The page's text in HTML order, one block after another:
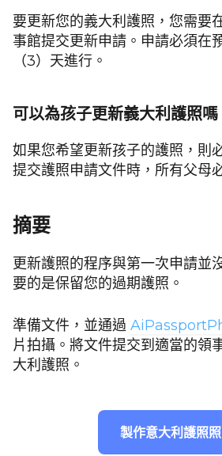
要更新您的義大利護照，您需要
事館提交更新申請。申請必須在
（3）天進行。
可以為孩子更新義大利護照嗎
如果您希望更新孩子的護照，則
提交護照申請文件時，所有父母
摘要
更新護照的程序與第一次申請並
要的是保留您的過期護照。
準備文件，並通過
片拍攝。將文件提交到適當的領
大利護照。
製作意大利護照